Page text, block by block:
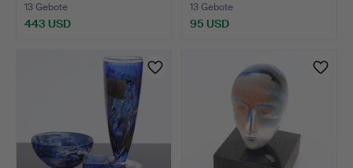
13 Gebote
443 USD
13 Gebote
95 USD